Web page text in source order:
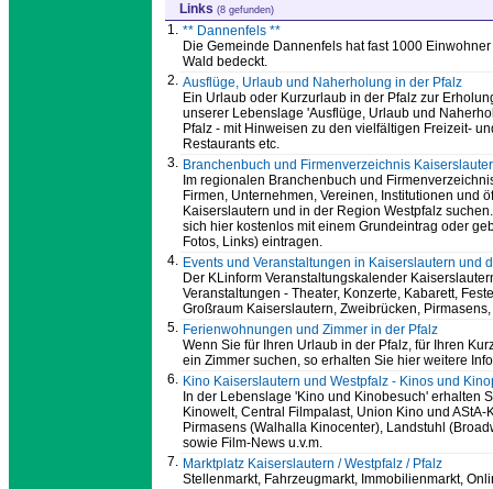
Links (8 gefunden)
1. ** Dannenfels **
Die Gemeinde Dannenfels hat fast 1000
Wald bedeckt.
2. Ausflüge, Urlaub und Naherholung in der Pfalz
Ein Urlaub oder Kurzurlaub in der Pfalz zur
unserer Lebenslage 'Ausflüge, Urlaub und
Pfalz - mit Hinweisen zu den vielfältigen Freizeit-
Restaurants etc.
3. Branchenbuch und Firmenverzeichnis
Im regionalen Branchenbuch und
Firmen, Unternehmen, Vereinen, Institutionen und
Kaiserslautern und in der Region Westpfalz
sich hier kostenlos mit einem Grundeintrag oder
Fotos, Links) eintragen.
4. Events und Veranstaltungen in Kaiserslautern und
Der KLinform Veranstaltungskalender
Veranstaltungen - Theater, Konzerte, Kabarett,
Großraum Kaiserslautern, Zweibrücken,
5. Ferienwohnungen und Zimmer in der Pfalz
Wenn Sie für Ihren Urlaub in der Pfalz, für Ihren
ein Zimmer suchen, so erhalten Sie hier weitere
6. Kino Kaiserslautern und Westpfalz - Kinos und
In der Lebenslage 'Kino und Kinobesuch' erhalten
Kinowelt, Central Filmpalast, Union Kino und
Pirmasens (Walhalla Kinocenter), Landstuhl
sowie Film-News u.v.m.
7. Marktplatz Kaiserslautern / Westpfalz / Pfalz
Stellenmarkt, Fahrzeugmarkt, Immobilienmarkt,